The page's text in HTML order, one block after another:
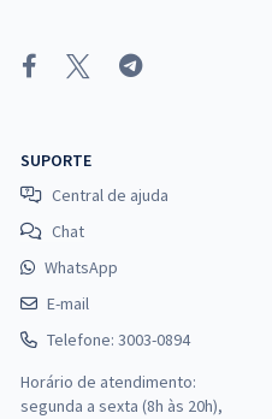
SUPORTE
Central de ajuda
Chat
WhatsApp
E-mail
Telefone: 3003-0894
Horário de atendimento:
segunda a sexta (8h às 20h),